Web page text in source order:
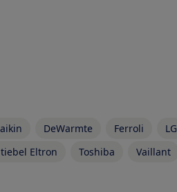
DeWarmte Ferroli
LG
Eltron
Toshiba Vaillant